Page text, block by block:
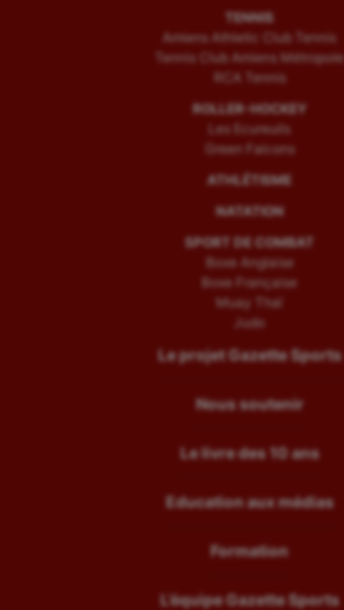
TENNIS
Amiens Athletic Club Tennis
Tennis Club Amiens Métropole
RCA Tennis
ROLLER-HOCKEY
Les Ecureuils
Green Falcons
ATHLÉTISME
NATATION
SPORT DE COMBAT
Boxe Anglaise
Boxe Française
Muay Thaï
Judo
Le projet Gazette Sports
Nous soutenir
Le livre des 10 ans
Education aux médias
Formation
L’équipe Gazette Sports